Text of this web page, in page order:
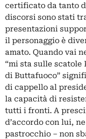
certificato da tanto
discorsi sono stati
presentazioni
il personaggio è
amato. Quando vai
“mi sta sulle scatole
di Buttafuoco”
di cappello al
la capacità di
tutti i fronti. A
d’accordo con lui,
pastrocchio – non